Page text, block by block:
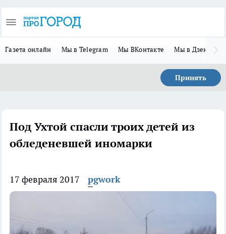
Газета онлайн Мы в Telegram Мы ВКонтакте Мы в Дзене
Принять
Под Ухтой спасли троих детей из
обледеневшей иномарки
17 февраля 2017 pgwork